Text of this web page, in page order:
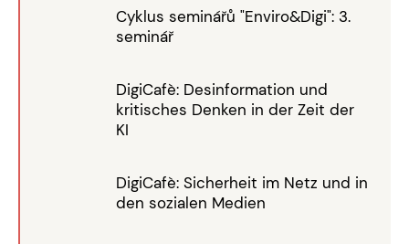
Cyklus seminářů "Enviro&Digi": 3.
seminář
DigiCafè: Desinformation und
kritisches Denken in der Zeit der
KI
DigiCafè: Sicherheit im Netz und in
den sozialen Medien